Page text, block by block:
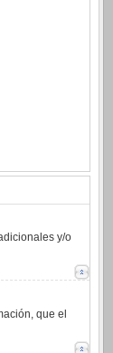
y/o
que el